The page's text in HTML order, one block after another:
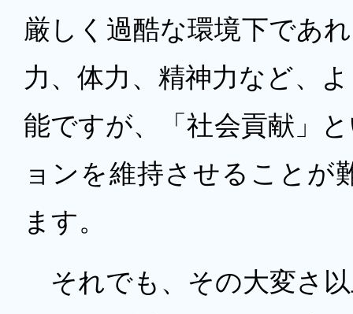
厳しく過酷な環境下であ
力、体力、精神力など、
能ですが、「社会貢献」
ョンを維持させることが
ます。
それでも、その大変さ